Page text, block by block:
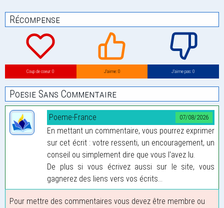
Récompense
Coup de coeur: 0 J’aime: 0 J’aime pas: 0
Poesie Sans Commentaire
07/08/2026
Poeme-France
En mettant un commentaire, vous pourrez exprimer
sur cet écrit : votre ressenti, un encouragement, un
conseil ou simplement dire que vous l'avez lu.
De plus si vous écrivez aussi sur le site, vous
gagnerez des liens vers vos écrits...
Pour mettre des commentaires vous devez être membre ou